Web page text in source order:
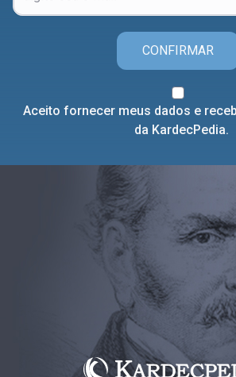
CONFIRMAR
Aceito fornecer meus dados e
da KardecPedia.